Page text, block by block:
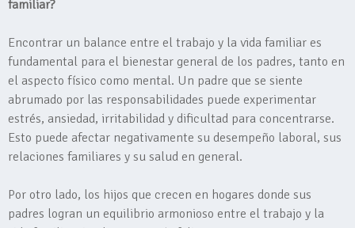
familiar?
Encontrar un balance entre el trabajo y la vida familiar es
fundamental para el bienestar general de los padres, tanto en
el aspecto físico como mental. Un padre que se siente
abrumado por las responsabilidades puede experimentar
estrés, ansiedad, irritabilidad y dificultad para concentrarse.
Esto puede afectar negativamente su desempeño laboral, sus
relaciones familiares y su salud en general.
Por otro lado, los hijos que crecen en hogares donde sus
padres logran un equilibrio armonioso entre el trabajo y la